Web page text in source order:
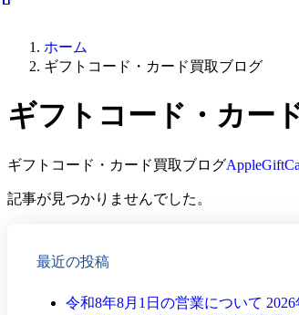
ホーム
ギフトコード・カード買取ブログ
ギフトコード・カー
ギフトコード・カード買取ブログ
記事が見つかりませんでした。
最近の投稿
令和8年8月1日の営業について